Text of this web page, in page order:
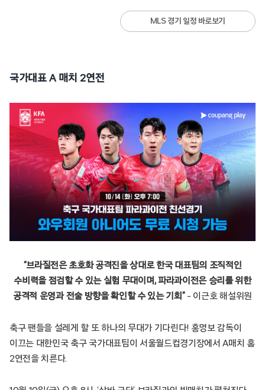
MLS 경기 일정 바로보기
국가대표 A 매치 2연전
“브라질전은 초호화 공격진을 상대로 한국 대표팀의 조직적인
수비력을 점검할 수 있는 실험 무대이며, 파라과이전은 승리를 위한
공격적 운영과 전술 방향을 확인할 수 있는 기회”– 이근호 해설위원
축구 팬들을 설레게 할 또 하나의 무대가 기다린다! 홍명보 감독이
이끄는 대한민국 축구 국가대표팀이 서울월드컵경기장에서 A매치 홈
2연전을 치른다.